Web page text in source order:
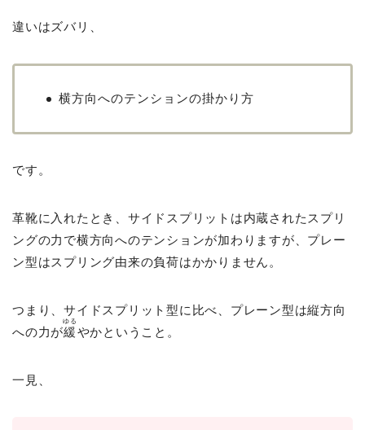
違いはズバリ、
横方向へのテンションの掛かり方
です。
革靴に入れたとき、サイドスプリットは内蔵されたスプリ
ングの力で横方向へのテンションが加わりますが、プレー
ン型はスプリング由来の負荷はかかりません。
つまり、サイドスプリット型に比べ、プレーン型は縦方向
への力が緩
ゆる
やかということ。
一見、